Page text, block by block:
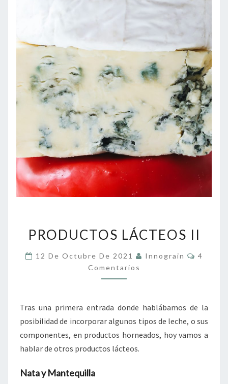
LÁCTEOS
PRODUCTOS LÁCTEOS II
12 De Octubre De 2021 Innograin
4
Comentarios
Tras una primera entrada donde hablábamos de la
posibilidad de incorporar algunos tipos de leche, o sus
componentes, en productos horneados, hoy vamos a
hablar de otros productos lácteos.
Nata y Mantequilla